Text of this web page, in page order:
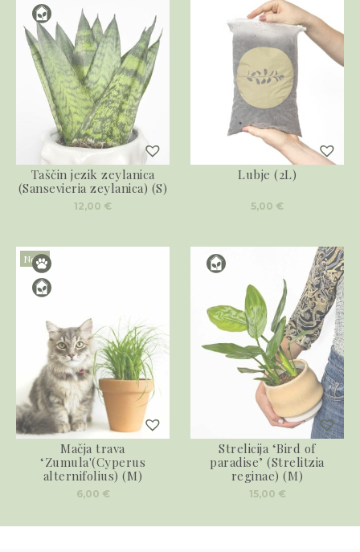
Taščin jezik zeylanica
(Sansevieria zeylanica) (S)
12,00 €
Lubje (2L)
5,00 €
Novo
Mačja trava
‘Zumula'(Cyperus
alternifolius) (M)
6,00 €
Strelicija ‘Bird of
paradise’ (Strelitzia
reginae) (M)
15,00 €